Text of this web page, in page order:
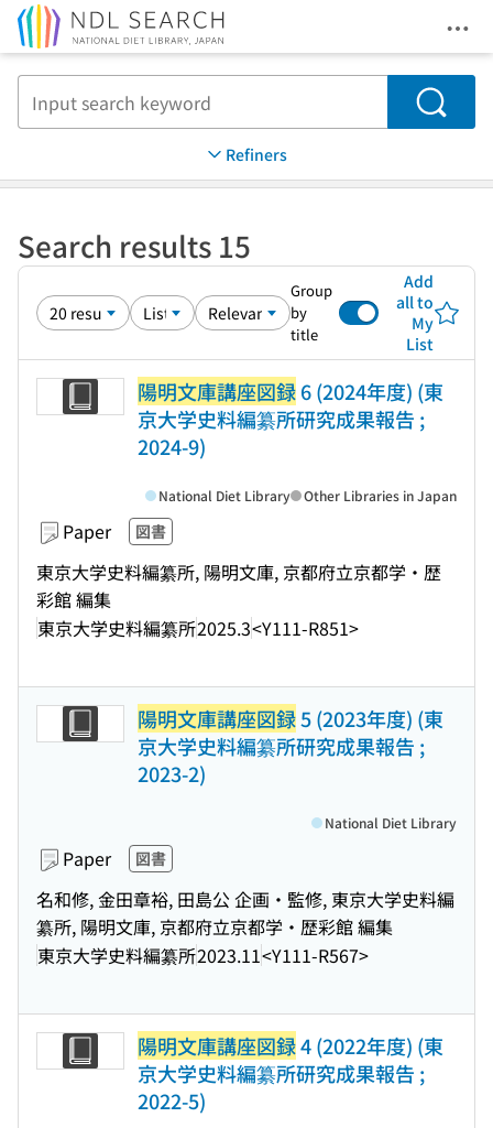
Search
Refiners
Search results 15
Group
by
title
Add
all to
My
List
陽明文庫講座図録6 (2024年度) (東
京大学史料編纂所研究成果報告 ;
2024-9)
Paper 図書
東京大学史料編纂所, 陽明文庫, 京都府立京都学・歴
彩館 編集
東京大学史料編纂所2025.3<Y111-R851>
National Diet Library Other Libraries in Japan
陽明文庫講座図録5 (2023年度) (東
京大学史料編纂所研究成果報告 ;
2023-2)
Paper 図書
名和修, 金田章裕, 田島公 企画・監修, 東京大学史料編
纂所, 陽明文庫, 京都府立京都学・歴彩館 編集
東京大学史料編纂所2023.11<Y111-R567>
National Diet Library
陽明文庫講座図録4 (2022年度) (東
京大学史料編纂所研究成果報告 ;
2022-5)